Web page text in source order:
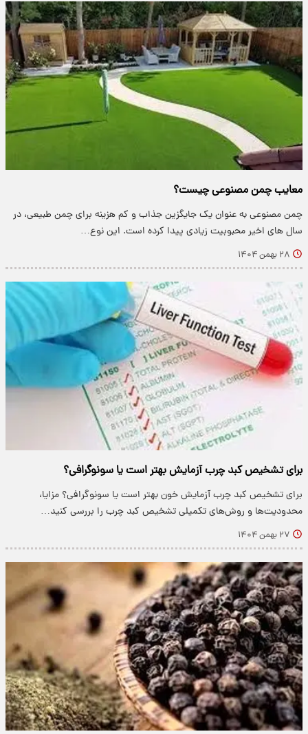
معایب چمن مصنوعی چیست؟
چمن مصنوعی به عنوان یک جایگزین جذاب و کم هزینه برای چمن طبیعی، در
سال های اخیر محبوبیت زیادی پیدا کرده است. این نوع…
۲۸ بهمن ۱۴۰۴
برای تشخیص کبد چرب آزمایش بهتر است یا سونوگرافی؟
برای تشخیص کبد چرب آزمایش خون بهتر است یا سونوگرافی؟ مزایا،
محدودیت‌ها و روش‌های تکمیلی تشخیص کبد چرب را بررسی کنید…
۲۷ بهمن ۱۴۰۴